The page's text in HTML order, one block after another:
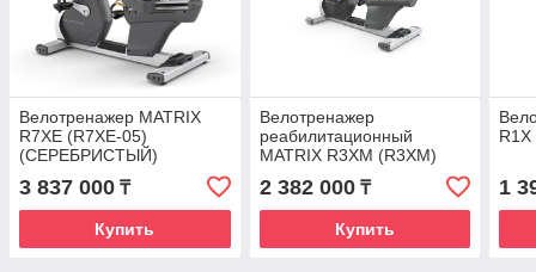
Велотренажер MATRIX
R7XE (R7XE-05)
(СЕРЕБРИСТЫЙ)
3 837 000 ₸
Купить
Велотренажер
реабилитационный
MATRIX R3XM (R3XM)
2 382 000₸
Купить
1